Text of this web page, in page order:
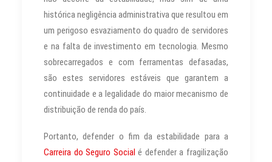
histórica negligência administrativa que resultou em
um perigoso esvaziamento do quadro de servidores
e na falta de investimento em tecnologia. Mesmo
sobrecarregados e com ferramentas defasadas,
são estes servidores estáveis que garantem a
continuidade e a legalidade do maior mecanismo de
distribuição de renda do país.
Portanto, defender o fim da estabilidade para a
Carreira do Seguro Social é defender a fragilização